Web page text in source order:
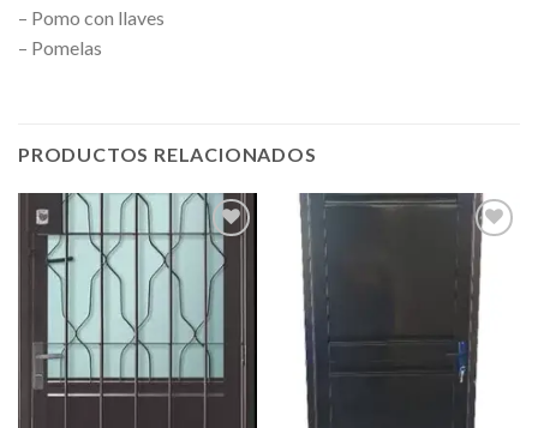
– Pomo con llaves
– Pomelas
PRODUCTOS RELACIONADOS
Añadir
lista de
deseos
Añadir
a la
lista de
deseos